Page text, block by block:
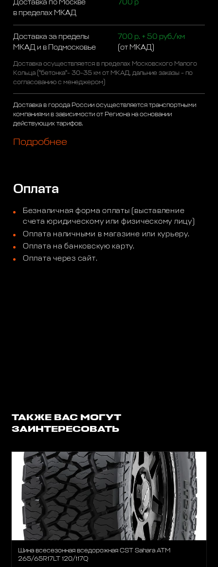
Доставка по Москве
в пределах МКАД
700 р
Доставка за пределы
МКАД и в Подмосковье
700 р. + 50 руб./км
(от МКАД)
Доставка осуществляется в пределах Московского Малого
Кольца ("бетонка"- 30-35 км от МКАД, дальние заказы - по
согласованию с менеджером)
Доставка в города России осуществляется транспортными
компаниями в зависимости от Региона на основании
действующих тарифов.
Подробнее
Оплата
Безналичная форма оплаты (выставление
счета юридическому или физическому лицу)
Оплата наличными в магазине или курьеру.
Оплата на банковскую карту.
Оплата через сайт.
ТАКЖЕ ВАС МОГУТ
ЗАИНТЕРЕСОВАТЬ
Шина всесезонная вседорожная CST Sahara ATM
265/65R17LT 120/117Q